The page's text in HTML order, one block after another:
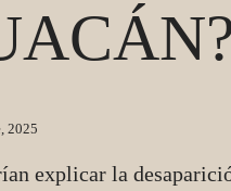
2025
explicar la